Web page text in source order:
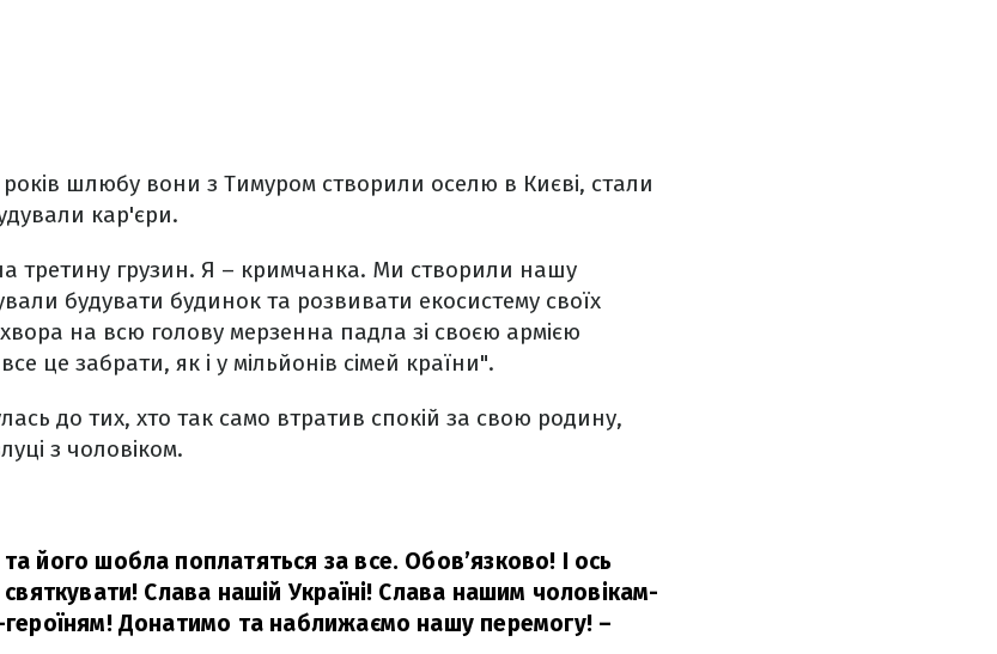
років шлюбу вони з Тимуром створили оселю в Києві, стали
кар'єри.
третину грузин. Я – кримчанка. Ми створили нашу
будувати будинок та розвивати екосистему своїх
на всю голову мерзенна падла зі своєю армією
це забрати, як і у мільйонів сімей країни".
до тих, хто так само втратив спокій за свою родину,
з чоловіком.
його шобла поплатяться за все. Обов’язково! І ось
Слава нашій Україні! Слава нашим чоловікам-
Донатимо та наближаємо нашу перемогу!–